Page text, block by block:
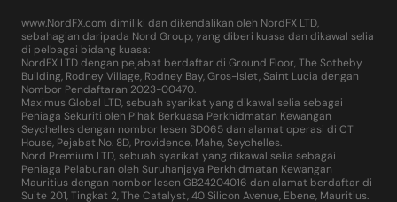
www.NordFX.com dimiliki dan dikendalikan oleh NordFX LTD,
sebahagian daripada Nord Group, yang diberi kuasa dan dikawal selia
di pelbagai bidang kuasa:
NordFX LTD dengan pejabat berdaftar di Ground Floor, The Sotheby
Building, Rodney Village, Rodney Bay, Gros-Islet, Saint Lucia dengan
Nombor Pendaftaran 2023-00470.
Maximus Global LTD, sebuah syarikat yang dikawal selia sebagai
Peniaga Sekuriti oleh Pihak Berkuasa Perkhidmatan Kewangan
Seychelles dengan nombor lesen SD065 dan alamat operasi di CT
House, Pejabat No. 8D, Providence, Mahe, Seychelles.
Nord Premium LTD, sebuah syarikat yang dikawal selia sebagai
Peniaga Pelaburan oleh Suruhanjaya Perkhidmatan Kewangan
Mauritius dengan nombor lesen GB24204016 dan alamat berdaftar di
Suite 201, Tingkat 2, The Catalyst, 40 Silicon Avenue, Ebene, Mauritius.